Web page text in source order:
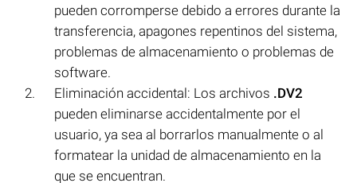
pueden corromperse debido a errores durante la
transferencia, apagones repentinos del sistema,
problemas de almacenamiento o problemas de
software.
Eliminación accidental: Los archivos .DV2
pueden eliminarse accidentalmente por el
usuario, ya sea al borrarlos manualmente o al
formatear la unidad de almacenamiento en la
que se encuentran.